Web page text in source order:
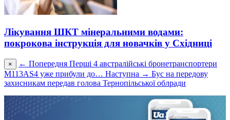
Лікування ШКТ мінеральними водами:
покрокова інструкція для новачків у Східниці
× ← Попередня Перші 4 австралійські бронетранспортери
M113AS4 уже прибули до… Наступна → Бус на передову
захисникам передав голова Тернопільської облради